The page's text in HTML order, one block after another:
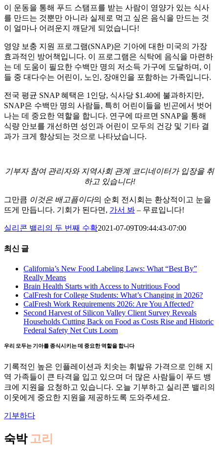
이 운동을 통해 푸드 스탬프를 받는 사람이 영양가 있는 식사
를 만드는 것뿐만 아니라 실제로 먹고 싶은 음식을 만드는 것
이 얼마나 어려운지 깨닫게 되었습니다!
영양 보충 지원 프로그램(SNAP)은 기아에 대한 미국의 가장
효과적인 방어책입니다. 이 프로그램은 식탁에 음식을 마련하
는 데 도움이 필요한 수백만 명의 저소득 가구에 도달하며, 이
들 중 대다수는 어린이, 노인, 장애인을 포함하는 가족입니다.
전국 평균 SNAP 혜택은 1인당, 식사당 $1.40에 불과하지만,
SNAP은 수백만 명의 사람들, 특히 어린이들을 빈곤에서 벗어
나는 데 중요한 역할을 합니다. 연구에 따르면 SNAP을 통해
식량 안보를 개선하면 성인과 어린이 모두의 건강 및 기타 결
과가 크게 향상되는 것으로 나타났습니다.
기부자 참여 관리자와 지역사회 관계 코디네이터가 입장을 취
하고 있습니다!
그만큼 이것은 배고픔이다의 순회 전시회는 환상적이고 눈을
뜨게 만듭니다. 기회가 된다면, 가서 봐 – 무료입니다!
실리콘 밸리의 두 번째 수확2021-07-09T09:44:43-07:00
최신 글
California’s New Food Labeling Laws: What “Best By”
Really Means
Brain Health Starts with Access to Nutritious Food
CalFresh for College Students: What’s Changing in 2026?
CalFresh Work Requirements 2026: Are You Affected?
Second Harvest of Silicon Valley Client Survey Reveals
Households Cutting Back on Food as Costs Rise and Historic
Federal Safety Net Cuts Loom
우리 모두는 기아를 종식시키는 데 중요한 역할을 합니다
기록적인 높은 인플레이션과 치솟는 휘발유 가격으로 인해 지
역 가족들이 큰 타격을 입고 있으며 더 많은 사람들이 푸드 뱅
크에 지원을 요청하고 있습니다. 오늘 기부하고 실리콘 밸리의
이웃에게 중요한 지원을 제공하도록 도와주세요.
기부하다
숙박 고리